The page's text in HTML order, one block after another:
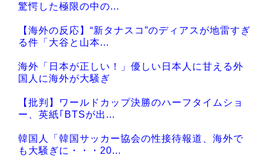
驚愕した極限の中の...
【海外の反応】“新タナスコ”のディアスが地雷すぎ
る件「大谷と山本...
海外「日本が正しい！」優しい日本人に甘える外
国人に海外が大騒ぎ
【批判】ワールドカップ決勝のハーフタイムショ
ー、英紙｢BTSが出...
韓国人「韓国サッカー協会の性接待報道、海外で
も大騒ぎに・・・20...